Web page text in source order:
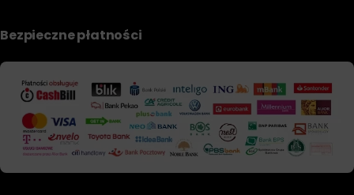
Bezpieczne płatności